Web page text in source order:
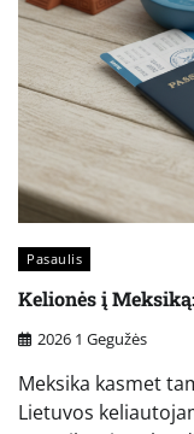
Pasaulis
Kelionės į
2026 1 Gegužės
Meksika kasmet
Lietuvos